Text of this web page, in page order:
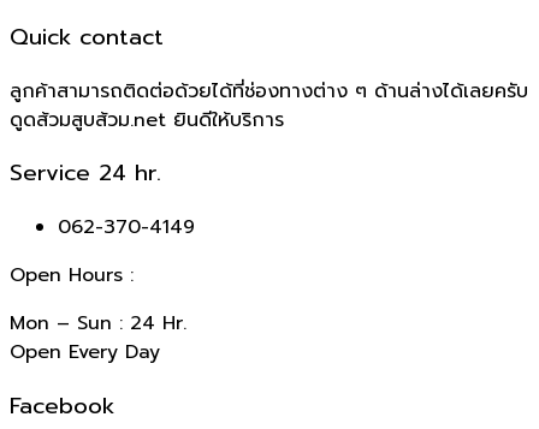
Quick contact
ลูกค้าสามารถติดต่อด้วยได้ที่ช่องทางต่าง ๆ ด้านล่างได้เลยครับ
ดูดส้วมสูบส้วม.net ยินดีให้บริการ
Service 24 hr.
062-370-4149
Open Hours :
Mon – Sun : 24 Hr.
Open Every Day
Facebook